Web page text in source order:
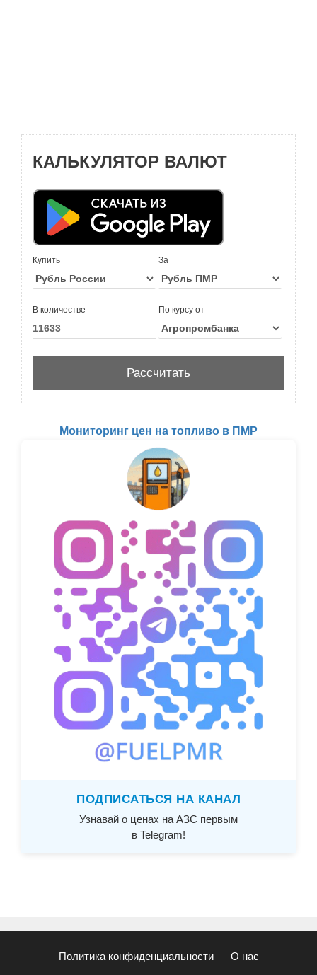
КАЛЬКУЛЯТОР ВАЛЮТ
Купить За
В количестве По курсу от
Мониторинг цен на топливо в ПМР
ПОДПИСАТЬСЯ НА КАНАЛ
Узнавай о ценах на АЗС первым
в Telegram!
Политика конфиденциальности О нас